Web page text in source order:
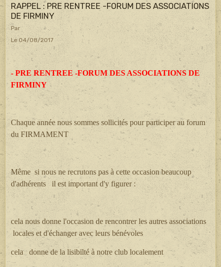
RAPPEL : PRE RENTREE -FORUM DES ASSOCIATIONS
DE FIRMINY
Par
Le 04/08/2017
- PRE RENTREE -FORUM DES ASSOCIATIONS DE
FIRMINY
Chaque année nous sommes sollicités pour participer au forum
du FIRMAMENT
Même si nous ne recrutons pas à cette occasion beaucoup
d'adhérents il est important d'y figurer :
cela nous donne l'occasion de rencontrer les autres associations
locales et d'échanger avec leurs bénévoles
cela donne de la lisibilté à notre club localement